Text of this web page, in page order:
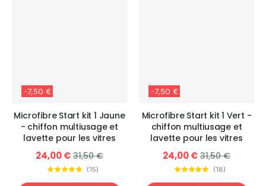
-7,50 €
Microfibre Start kit 1 Jaune
- chiffon multiusage et
lavette pour les vitres
24,00 € 31,50 €
(15)
-7,50 €
Microfibre Start kit 1 Vert -
chiffon multiusage et
lavette pour les vitres
24,00 € 31,50 €
(18)